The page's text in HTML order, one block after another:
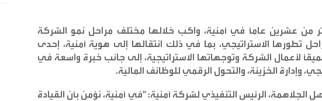
من عشرين عاماً في أمنية، واكب خلالها مختلف مراحل نمو الشركة
تطورها الاستراتيجي، بما في ذلك انتقالها إلى هوية أمنية، إحدى
لأعمال الشركة وتوجهاتها الاستراتيجية، إلى جانب خبرة واسعة في
وإدارة الخزينة، والتحول الرقمي للوظائف المالية.
الجلاهمة، الرئيس التنفيذي لشركة أمنية: "في أمنية، نؤمن بأن القيادة